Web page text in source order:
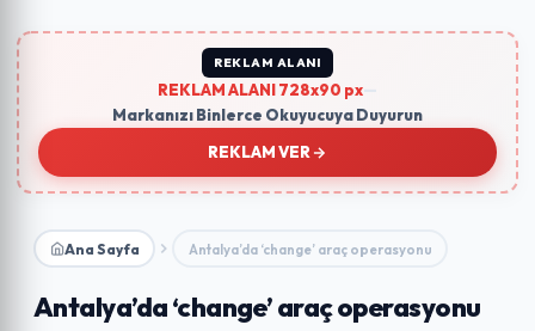
REKLAM ALANI
REKLAM ALANI 728x90 px
Markanızı Binlerce Okuyucuya Duyurun
REKLAM VER
Ana Sayfa Antalya’da ‘change’ araç operasyonu
Antalya’da ‘change’ araç operasyonu